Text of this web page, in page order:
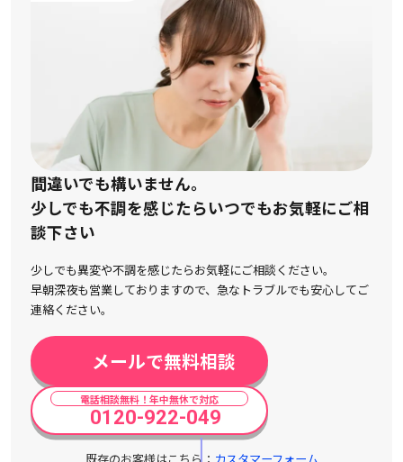
間違いでも構いません。
少しでも不調を感じたらいつでもお気軽にご相
談下さい
少しでも異変や不調を感じたらお気軽にご相談ください。
早朝深夜も営業しておりますので、急なトラブルでも安心してご
連絡ください。
メールで無料相談
電話相談無料！年中無休で対応
0120-922-049